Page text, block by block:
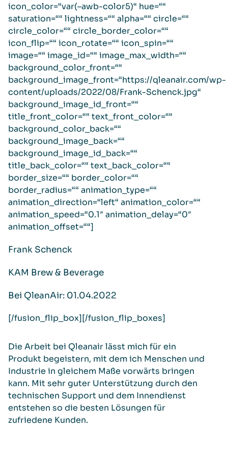
icon_color=“var(–awb-color5)“ hue=““
saturation=““ lightness=““ alpha=““ circle=““
circle_color=““ circle_border_color=““
icon_flip=““ icon_rotate=““ icon_spin=““
image=““ image_id=““ image_max_width=““
background_color_front=““
background_image_front=“https://qleanair.com/wp-
content/uploads/2022/08/Frank-Schenck.jpg“
background_image_id_front=““
title_front_color=““ text_front_color=““
background_color_back=““
background_image_back=““
background_image_id_back=““
title_back_color=““ text_back_color=““
border_size=““ border_color=““
border_radius=““ animation_type=““
animation_direction=“left“ animation_color=““
animation_speed=“0.1″ animation_delay=“0″
animation_offset=““]
Frank Schenck
KAM Brew & Beverage
Bei QleanAir: 01.04.2022
[/fusion_flip_box][/fusion_flip_boxes]
Die Arbeit bei Qleanair lässt mich für ein
Produkt begeistern, mit dem ich Menschen und
Industrie in gleichem Maße vorwärts bringen
kann. Mit sehr guter Unterstützung durch den
technischen Support und dem Innendienst
entstehen so die besten Lösungen für
zufriedene Kunden.